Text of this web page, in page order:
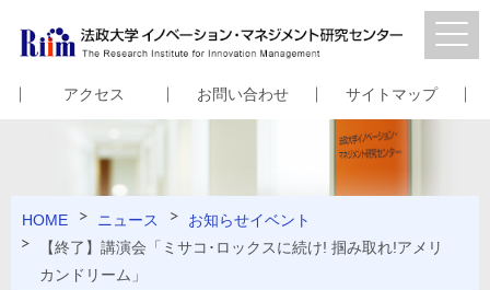
アクセス お問い合わせ サイトマップ
HOME ニュース お知らせイベント
【終了】講演会「ミサコ･ロックスに続け! 掴み取れ!アメリ
カンドリーム」